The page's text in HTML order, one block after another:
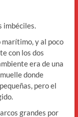
imbéciles.
y al poco
con los dos
era de una
donde
pero el
grandes por